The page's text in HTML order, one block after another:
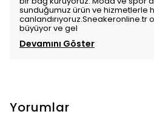
sunduğumuz ürün ve hizmetlerle
canlandırıyoruz.Sneakeronline.tr
büyüyor ve gel
Devamını Göster
Yorumlar